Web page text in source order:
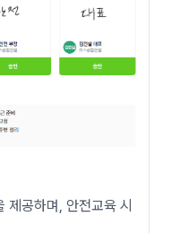
제공하며, 안전교육 시